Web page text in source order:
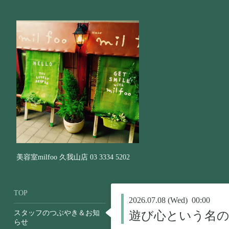
美容室milfoo 久我山店 03 3334 5202
2026.07.08 (Wed) 00:00
遊び心という名
TOP
スタッフのつぶやき＆お知
らせ